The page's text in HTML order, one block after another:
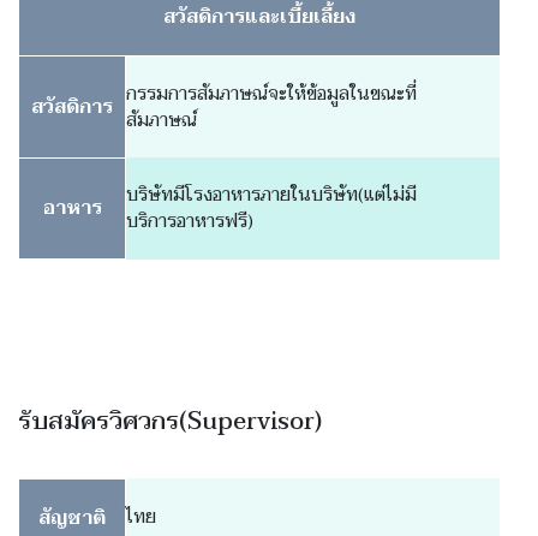
สวัสดิการและเบี้ยเลี้ยง
สวัสดิการ กรรมการสัมภาษณ์จะให้ข้อมูลในขณะที่
สัมภาษณ์
อาหาร
บริษัทมีโรงอาหารภายในบริษัท(แต่ไม่มี
บริการอาหารฟรี)
รับสมัครวิศวกร(Supervisor)
สัญชาติ ไทย